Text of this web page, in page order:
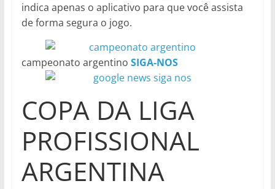
indica apenas o aplicativo para que você assista
de forma segura o jogo.
campeonato argentino SIGA-NOS
COPA DA LIGA
PROFISSIONAL
ARGENTINA